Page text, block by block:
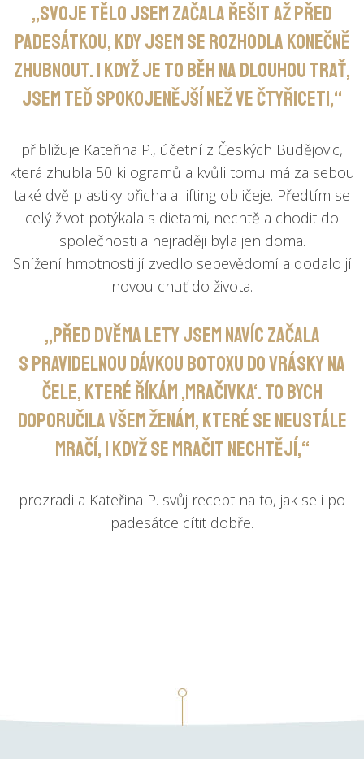
„Svoje tělo jsem začala řešit až před
padesátkou, kdy jsem se rozhodla konečně
zhubnout. I když je to běh na dlouhou trať,
jsem teď spokojenější než ve čtyřiceti,“
přibližuje Kateřina P., účetní z Českých Budějovic,
která zhubla 50 kilogramů a kvůli tomu má za sebou
také dvě plastiky břicha a lifting obličeje. Předtím se
celý život potýkala s dietami, nechtěla chodit do
společnosti a nejraději byla jen doma.
Snížení hmotnosti jí zvedlo sebevědomí a dodalo jí
novou chuť do života.
„Před dvěma lety jsem navíc začala
s pravidelnou dávkou botoxu do vrásky na
čele, které říkám ‚mračivka‘. To bych
doporučila všem ženám, které se neustále
mračí, i když se mračit nechtějí,“
prozradila Kateřina P. svůj recept na to, jak se i po
padesátce cítit dobře.